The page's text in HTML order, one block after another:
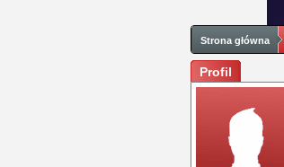
Strona główna
Profil